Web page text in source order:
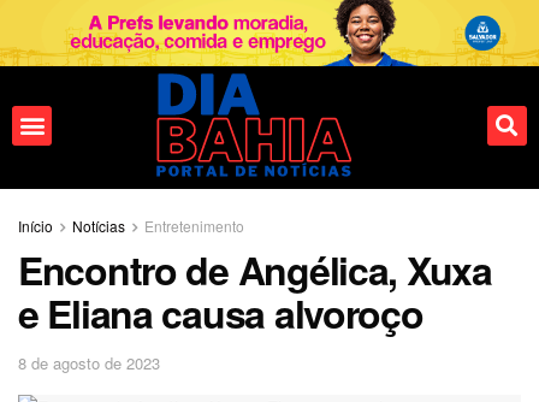
Início Notícias Entretenimento
Encontro de Angélica, Xuxa
e Eliana causa alvoroço
8 de agosto de 2023